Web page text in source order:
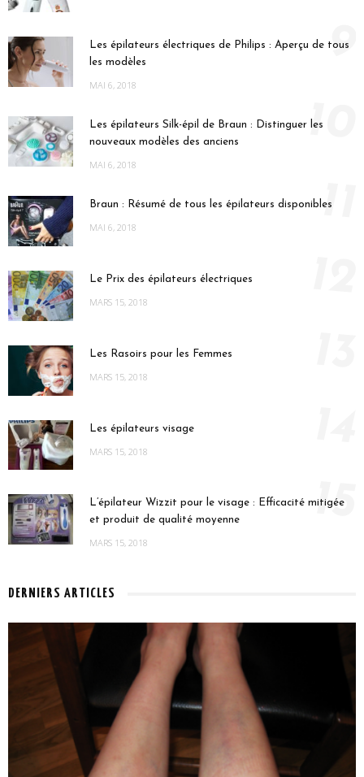
Les épilateurs électriques de Philips : Aperçu de tous
les modèles
MAI 6, 2018
9
Les épilateurs Silk-épil de Braun : Distinguer les
nouveaux modèles des anciens
MAI 6, 2018
10
Braun : Résumé de tous les épilateurs disponibles
MAI 6, 2018 11
Le Prix des épilateurs électriques
MARS 15, 2018
Les Rasoirs pour les Femmes
MARS 15, 2018
Les épilateurs visage
MARS 15, 2018
L’épilateur Wizzit pour le visage : Efficacité mitigée
et produit de qualité moyenne
MARS 15, 2018
15
DERNIERS ARTICLES